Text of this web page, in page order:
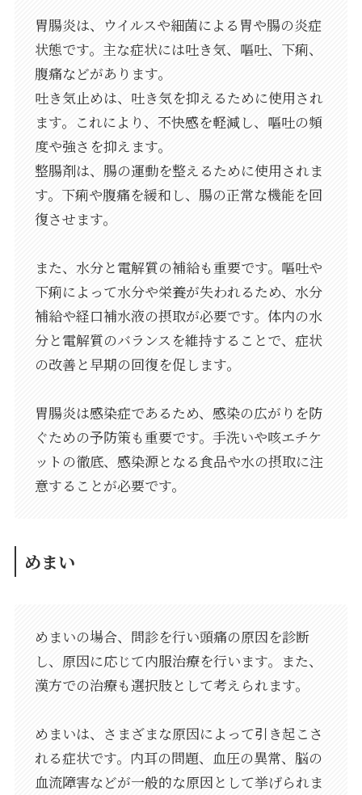
胃腸炎は、ウイルスや細菌による胃や腸の炎症
状態です。主な症状には吐き気、嘔吐、下痢、
腹痛などがあります。
吐き気止めは、吐き気を抑えるために使用され
ます。これにより、不快感を軽減し、嘔吐の頻
度や強さを抑えます。
整腸剤は、腸の運動を整えるために使用されま
す。下痢や腹痛を緩和し、腸の正常な機能を回
復させます。
また、水分と電解質の補給も重要です。嘔吐や
下痢によって水分や栄養が失われるため、水分
補給や経口補水液の摂取が必要です。体内の水
分と電解質のバランスを維持することで、症状
の改善と早期の回復を促します。
胃腸炎は感染症であるため、感染の広がりを防
ぐための予防策も重要です。手洗いや咳エチケ
ットの徹底、感染源となる食品や水の摂取に注
意することが必要です。
めまい
めまいの場合、問診を行い頭痛の原因を診断
し、原因に応じて内服治療を行います。また、
漢方での治療も選択肢として考えられます。
めまいは、さまざまな原因によって引き起こさ
れる症状です。内耳の問題、血圧の異常、脳の
血流障害などが一般的な原因として挙げられま